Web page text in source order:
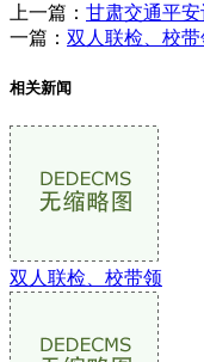
上一篇： 甘肃交通平
一篇： 双人联检、校
相关新闻
双人联检、校带领